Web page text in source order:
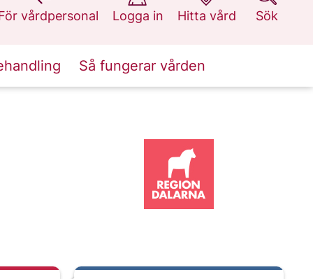
vårdpersonal
Logga in
Hitta vård
Sök
Så fungerar vården